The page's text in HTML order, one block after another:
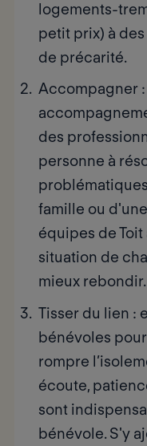
logements-
petit prix) à
de précarité.
Accompagner
des
personne à
famille ou
équipes de
situation de
mieux rebondir.
Tisser du lien :
bénévoles
rompre
écoute,
sont
bénévole. S'y